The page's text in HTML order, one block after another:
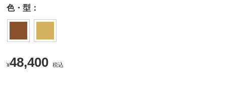
色・型：
¥48,400 税込